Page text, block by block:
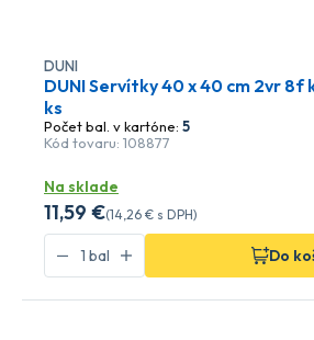
DUNI
DUNI Servítky 40 x 40 cm 2vr 8f
ks
Počet bal. v kartóne: 5
Kód tovaru: 108877
Na sklade
11,59 €(14,26 € s DPH)
Do